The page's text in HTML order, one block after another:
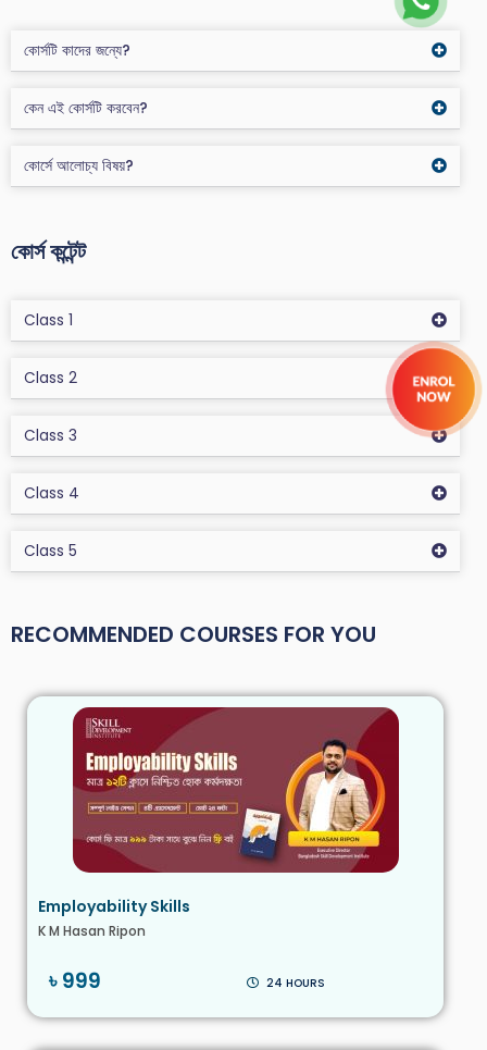
কোর্সটি কাদের জন্যে?
কেন এই কোর্সটি করবেন?
কোর্সে আলোচ্য বিষয়?
কোর্স কন্টেন্ট
Class 1
Class 2
Class 3
Class 4
Class 5
RECOMMENDED COURSES FOR YOU
Employability Skills
K M Hasan Ripon
৳ 999 24 HOURS